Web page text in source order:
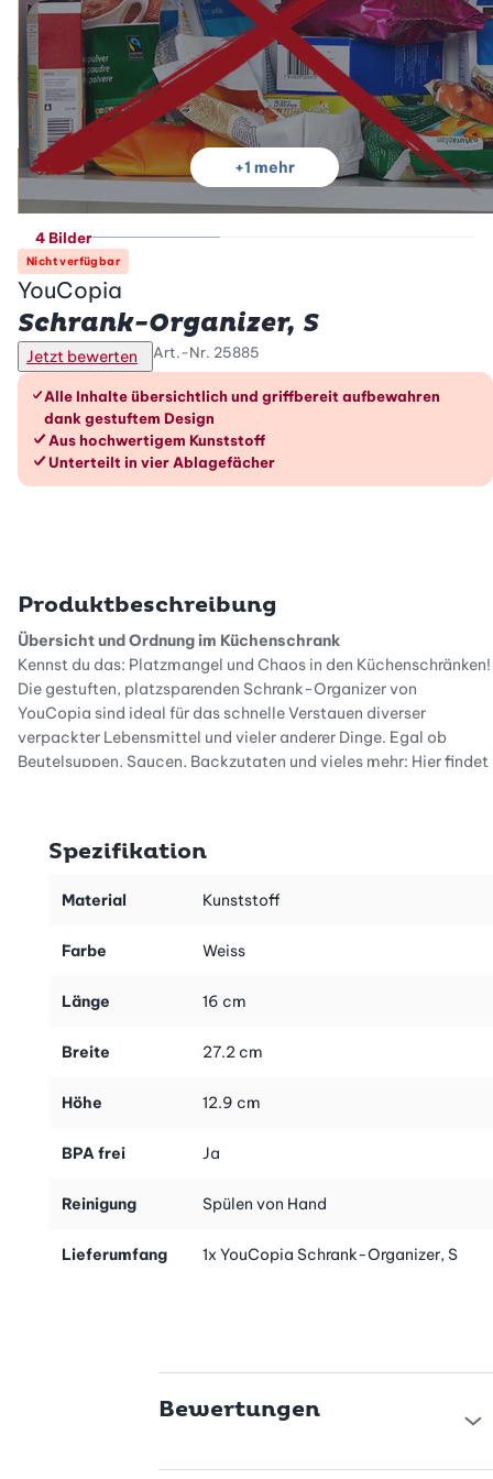
+1 mehr
4 Bilder
Nicht verfügbar
YouCopia
Schrank-Organizer, S
Jetzt bewerten Art.-Nr. 25885
Die Vorteile im Überblick
Alle Inhalte übersichtlich und griffbereit aufbewahren
dank gestuftem Design
Aus hochwertigem Kunststoff
Unterteilt in vier Ablagefächer
Produktbeschreibung
Übersicht und Ordnung im Küchenschrank
Kennst du das: Platzmangel und Chaos in den Küchenschränken!
Die gestuften, platzsparenden Schrank-Organizer von
YouCopia sind ideal für das schnelle Verstauen diverser
verpackter Lebensmittel und vieler anderer Dinge. Egal ob
Beutelsuppen, Saucen, Backzutaten und vieles mehr: Hier findet
bequem herausziehen und sorgen so für komfortable Übersicht in
Der Schrank-Organizer von YouCopia in Grösse S ist in vier
Ablagefächer unterteilt und ideal zum Aufbewahren von
Durch seine kompakte Form passt er in deine Küchenschränke,
verstellbare Trennwände, die dir die Unterteilung von bis zu neun
Cleveres und hochwertiges Ordnungssystem
Das besonders stabile und hochwertige Material der Boxen
setzt den vielfältigen Einsatz voraus, ist langlebig und leicht zu
Spezifikation
Material Kunststoff
Farbe Weiss
Länge 16 cm
Breite 27.2 cm
Höhe 12.9 cm
BPA frei Ja
Reinigung Spülen von Hand
Lieferumfang 1x YouCopia Schrank-Organizer, S
Bewertungen